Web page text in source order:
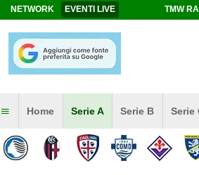
NETWORK EVENTI LIVE TMW
Home Serie A Serie B Serie